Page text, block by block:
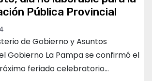
Pública Provincial
de Gobierno y Asuntos
Gobierno La Pampa se confirmó el
feriado celebratorio…